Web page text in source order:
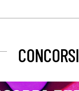
CONCORSI